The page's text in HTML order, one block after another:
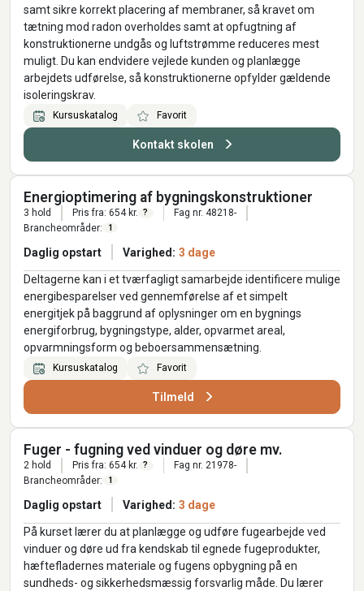
samt sikre korrekt placering af membraner, så kravet om
tætning mod radon overholdes samt at opfugtning af
konstruktionerne undgås og luftstrømme reduceres mest
muligt. Du kan endvidere vejlede kunden og planlægge
arbejdets udførelse, så konstruktionerne opfylder gældende
isoleringskrav.
Kursuskatalog Favorit
Kontakt skolen
Energioptimering af bygningskonstruktioner
3 hold Pris fra: 654 kr. ?
Fag nr. 48218-
Brancheområder:
1
Daglig opstart Varighed: 3 dage
Deltagerne kan i et tværfagligt samarbejde identificere mulige
energibesparelser ved gennemførelse af et simpelt
energitjek på baggrund af oplysninger om en bygnings
energiforbrug, bygningstype, alder, opvarmet areal,
opvarmningsform og beboersammensætning.
Kursuskatalog Favorit
Tilmeld
Fuger - fugning ved vinduer og døre mv.
2 hold Pris fra: 654 kr. ?
Fag nr. 21978-
Brancheområder:
1
Daglig opstart Varighed: 3 dage
På kurset lærer du at planlægge og udføre fugearbejde ved
vinduer og døre ud fra kendskab til egnede fugeprodukter,
hæftefladernes materiale og fugens opbygning på en
sundheds- og sikkerhedsmæssig forsvarlig måde. Du lærer